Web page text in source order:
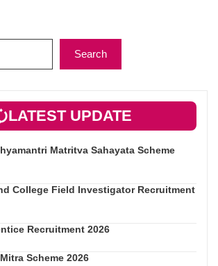
Search
LATEST UPDATE
Matritva Sahayata Scheme
College Field Investigator Recruitment
Recruitment 2026
Scheme 2026